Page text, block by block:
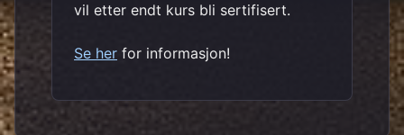
vil etter endt kurs bli sertifisert.
Se her for informasjon!